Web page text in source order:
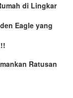
di Lingkar
Eagle yang
Ratusan